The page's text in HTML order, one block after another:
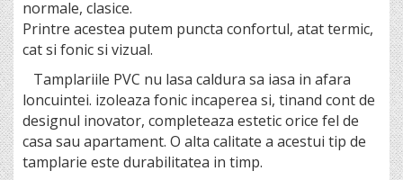
normale, clasice.
Printre acestea putem puncta confortul, atat termic,
cat si fonic si vizual.
Tamplariile PVC nu lasa caldura sa iasa in afara
loncuintei. izoleaza fonic incaperea si, tinand cont de
designul inovator, completeaza estetic orice fel de
casa sau apartament. O alta calitate a acestui tip de
tamplarie este durabilitatea in timp.